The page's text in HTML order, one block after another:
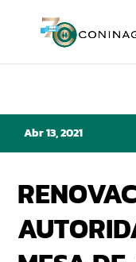
Abr 13, 2021